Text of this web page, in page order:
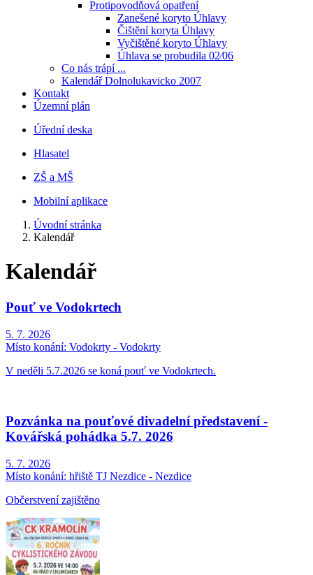
Protipovodňová opatření
Zanešené koryto Úhlavy
Čištění koryta Úhlavy
Vyčištěné koryto Úhlavy
Úhlava se probudila 02⁄06
Co nás trápí ...
Kalendář Dolnolukavicko 2007
Kontakt
Územní plán
Úřední deska
Hlasatel
ZŠ a MŠ
Mobilní aplikace
Úvodní stránka
Kalendář
Kalendář
Pouť ve Vodokrtech
5. 7. 2026
Místo konání: Vodokrty - Vodokrty
V neděli 5.7.2026 se koná pouť ve Vodokrtech.
Pozvánka na pouťové divadelní představení -
Kovářská pohádka 5.7. 2026
5. 7. 2026
Místo konání: hřiště TJ Nezdice - Nezdice
Občerstvení zajištěno